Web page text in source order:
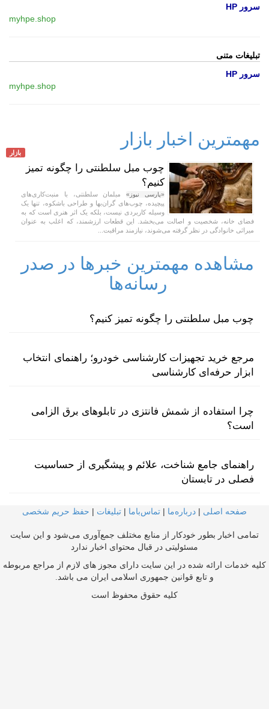
سرور HP
myhpe.shop
تبلیغات متنی
سرور HP
myhpe.shop
مهمترین اخبار بازار
بازار
چوب مبل سلطنتی را چگونه تمیز
کنیم؟
«پارسی نیوز»مبلمان سلطنتی، با منبت‌کاری‌های
پیچیده، چوب‌های گران‌بها و طراحی باشکوه، تنها یک
وسیله کاربردی نیست، بلکه یک اثر هنری است که به
فضای خانه، شخصیت و اصالت می‌بخشد. این قطعات ارزشمند، که اغلب به عنوان
میراثی خانوادگی در نظر گرفته می‌شوند، نیازمند مراقبت...
مشاهده مهمترین خبرها در صدر
رسانه‌ها
چوب مبل سلطنتی را چگونه تمیز کنیم؟
مرجع خرید تجهیزات کارشناسی خودرو؛ راهنمای انتخاب
ابزار حرفه‌ای کارشناسی
چرا استفاده از شمش فانتزی در تابلوهای برق الزامی
است؟
راهنمای جامع شناخت، علائم و پیشگیری از حساسیت
فصلی در تابستان
صفحه اصلی | درباره‌ما | تماس‌با‌ما | تبلیغات | حفظ حریم شخصی
تمامی اخبار بطور خودکار از منابع مختلف جمع‌آوری می‌شود و این سایت
مسئولیتی در قبال محتوای اخبار ندارد
کلیه خدمات ارائه شده در این سایت دارای مجوز های لازم از مراجع مربوطه
و تابع قوانین جمهوری اسلامی ایران می باشد.
کلیه حقوق محفوظ است